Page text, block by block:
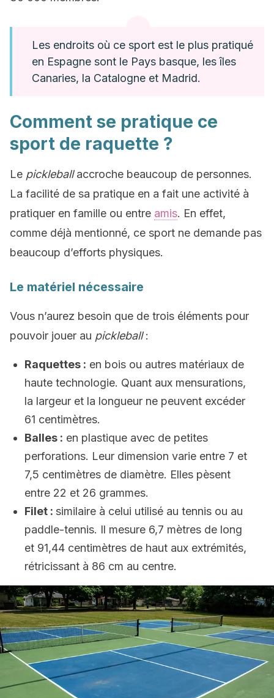
Les endroits où ce sport est le plus pratiqué
en Espagne sont le Pays basque, les îles
Canaries, la Catalogne et Madrid.
Comment se pratique ce
sport de raquette ?
Le pickleballaccroche beaucoup de personnes.
La facilité de sa pratique en a fait une activité à
pratiquer en famille ou entre amis. En effet,
comme déjà mentionné, ce sport ne demande pas
beaucoup d’efforts physiques.
Le matériel nécessaire
Vous n’aurez besoin que de trois éléments pour
pouvoir jouer au pickleball:
Raquettes : en bois ou autres matériaux de
haute technologie. Quant aux mensurations,
la largeur et la longueur ne peuvent excéder
61 centimètres.
Balles : en plastique avec de petites
perforations. Leur dimension varie entre 7 et
7,5 centimètres de diamètre. Elles pèsent
entre 22 et 26 grammes.
Filet : similaire à celui utilisé au tennis ou au
paddle-tennis. Il mesure 6,7 mètres de long
et 91,44 centimètres de haut aux extrémités,
rétricissant à 86 cm au centre.